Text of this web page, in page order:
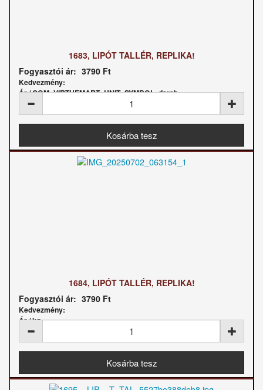
1683, LIPÓT TALLÉR, REPLIKA!
Fogyasztói ár: 3790 Ft
Kedvezmény:
Ár / COM_VIRTUEMART_UNIT_SYMBOL_darab:
1684, LIPÓT TALLÉR, REPLIKA!
Fogyasztói ár: 3790 Ft
Kedvezmény:
Ár / kg: